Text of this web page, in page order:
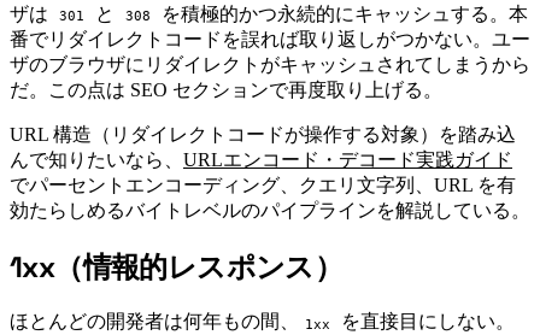
ザは
301 と 308
を積極的かつ永続的にキャッシュする。本
番でリダイレクトコードを誤れば取り返しがつかない。ユー
ザのブラウザにリダイレクトがキャッシュされてしまうから
だ。この点は SEO セクションで再度取り上げる。
URL 構造（リダイレクトコードが操作する対象）を踏み込
んで知りたいなら、 URLエンコード・デコード実践ガイド
でパーセントエンコーディング、クエリ文字列、URL を有
効たらしめるバイトレベルのパイプラインを解説している。
#
1xx（情報的レスポンス）
ほとんどの開発者は何年もの間、 1xx
を直接目にしない。